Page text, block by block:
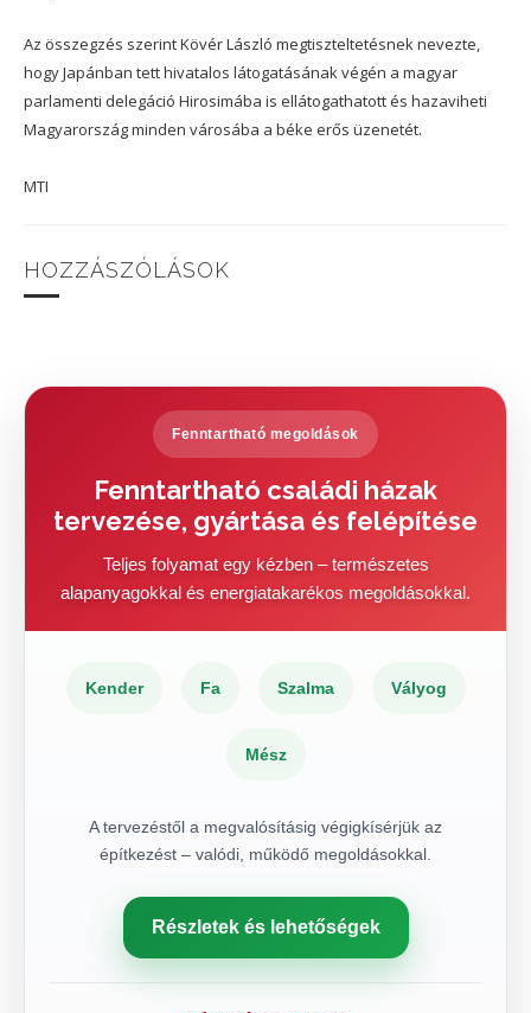
Az összegzés szerint Kövér László megtiszteltetésnek nevezte,
hogy Japánban tett hivatalos látogatásának végén a magyar
parlamenti delegáció Hirosimába is ellátogathatott és hazaviheti
Magyarország minden városába a béke erős üzenetét.
MTI
HOZZÁSZÓLÁSOK
Fenntartható megoldások
Fenntartható családi házak
tervezése, gyártása és felépítése
Teljes folyamat egy kézben – természetes
alapanyagokkal és energiatakarékos megoldásokkal.
Kender Fa Szalma Vályog
Mész
A tervezéstől a megvalósításig végigkísérjük az
építkezést – valódi, működő megoldásokkal.
Részletek és lehetőségek